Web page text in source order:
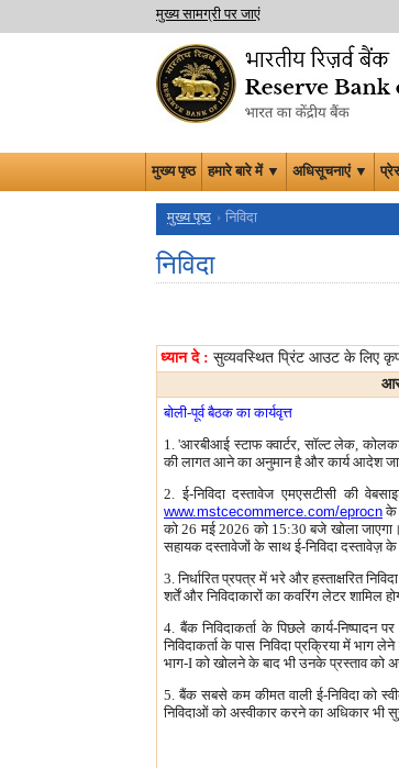
मुख्य सामग्री पर जाएं
मुख्य पृष्ठ हमारे बारे में ▼ अधिसूचनाएं ▼
मुख्य पृष्ठ निविदा
निविदा
ध्यान दे : सुव्यवस्थित प्रिंट आउट के लिए
बोली-पूर्व बैठक का कार्यवृत्त
1. 'आरबीआई स्टाफ क्वार्टर, सॉल्ट लेक,
की लागत आने का अनुमान है और कार्य आदेश
2. ई-निविदा दस्तावेज एमएसटीसी की
www.mstcecommerce.com/eprocnके
को 26 मई 2026 को 15:30 बजे खोला जाएगा।
सहायक दस्तावेजों के साथ ई-निविदा दस्तावेज़ के
3. निर्धारित प्रपत्र में भरे और हस्ताक्षरित
शर्तें और निविदाकारों का कवरिंग लेटर शामिल
4. बैंक निविदाकर्ता के पिछले कार्य-
निविदाकर्ता के पास निविदा प्रक्रिया में भाग
भाग-I को खोलने के बाद भी उनके प्रस्ताव को
5. बैंक सबसे कम कीमत वाली ई-निविदा को
निविदाओं को अस्वीकार करने का अधिकार भी